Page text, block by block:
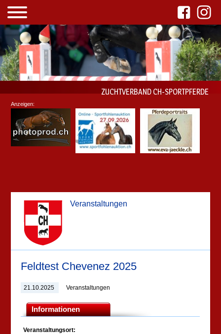
ZUCHTVERBAND CH-SPORTPFERDE
Veranstaltungen
Feldtest Chevenez 2025
21.10.2025 Veranstaltungen
Informationen
Veranstaltungsort:
Anzeigen: